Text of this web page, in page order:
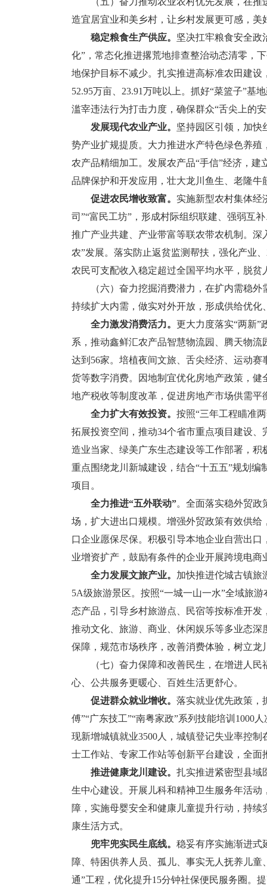
造宜居宜业和美乡村，让乡村发展更可感，美
稳定粮食生产供应。 坚决扛牢粮食安全政
化”，常态化推进撂荒地排查整治动态清零，
地保护目标不减少。扎实推进高标准农田建
52.95万亩、23.91万吨以上。抓好“菜篮子”
滥宰违法行为打击力度，确保群众“舌尖上的
发展现代农业产业。 坚持园区引领，加快
势产业扩规提质。大力推进水产特色绿色养
农产品精细加工。发展农产品“手信”经济，建
品牌保护和开发应用，壮大龙川鱼生、老隆
促进农民增收致富。 实施新型农村集体经
司”“富民工坊”，形成村际组织联建、强弱互
推广产业共建、产业带富等联农带农机制。
农”发展。落实防止返贫监测帮扶，强化产业
农民可支配收入稳定超过全国平均水平，脱
（六）奋力挖掘消费潜力，在扩内需稳外
持续扩大内需，做实对外开放，形成供给优
全力激发消费活力。 更大力度落实“两新”
系，推动鑫鲜汇农产品智慧物流园、腾天物
达到56家。培植夜间文旅、舌尖经济、运动
货等数字消费。因地制宜优化房地产政策，
地产税收等制度改革，促进房地产市场供需平
全力扩大有效投资。 按照“三年工程瞄准
拓展投资空间，推动34个省市重点项目建设、
造业当家、绿美广东生态建设等工作部署，
重点围绕龙川新城建设，结合“十五五”规划
项目。
全力推进“五外联动”。全面落实稳外贸政
场，扩大进出口规模。增强外贸政策有效供给
口企业愿保尽保。积极引导本地企业自营出
业增资扩产，鼓励有条件的企业开展跨境电商
全力发展文旅产业。 加快推进佗城古镇旅
5A级旅游景区。按照“一城一山一水”全域旅
态产品，引导乡村旅游点、民宿等按标准开
推动文化、旅游、商业、休闲娱乐等多业态
保障，规范市场秩序，改善消费体验，树立龙
（七）奋力保障和改善民生，在增进人民
心、公共服务更暖心、百姓生活更舒心。
促进群众就业增收。 落实就业优先政策，
傅”“广东技工”“南粤家政”系列技能培训1000
现新增城镇就业3500人，城镇登记失业率控
士工作站、专家工作站等创新平台建设，全面
推进健康龙川建设。 扎实推进紧密型县域
生中心建设。开展儿科和精神卫生服务年活
障，实施母婴安全和健康儿童提升行动，持
康生活方式。
兜牢兜实民生底线。 稳妥有序实施渐进式
障、特困供养人员、孤儿、事实无人抚养儿童
通”工程，优化提升15分钟社保便民服务圈。